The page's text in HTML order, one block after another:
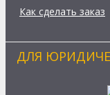
Как сделать заказ
ДЛЯ